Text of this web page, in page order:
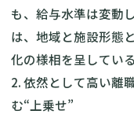
も、給与水準は変動
は、地域と施設形態
化の様相を呈してい
2. 依然として高い離
む“上乗せ”